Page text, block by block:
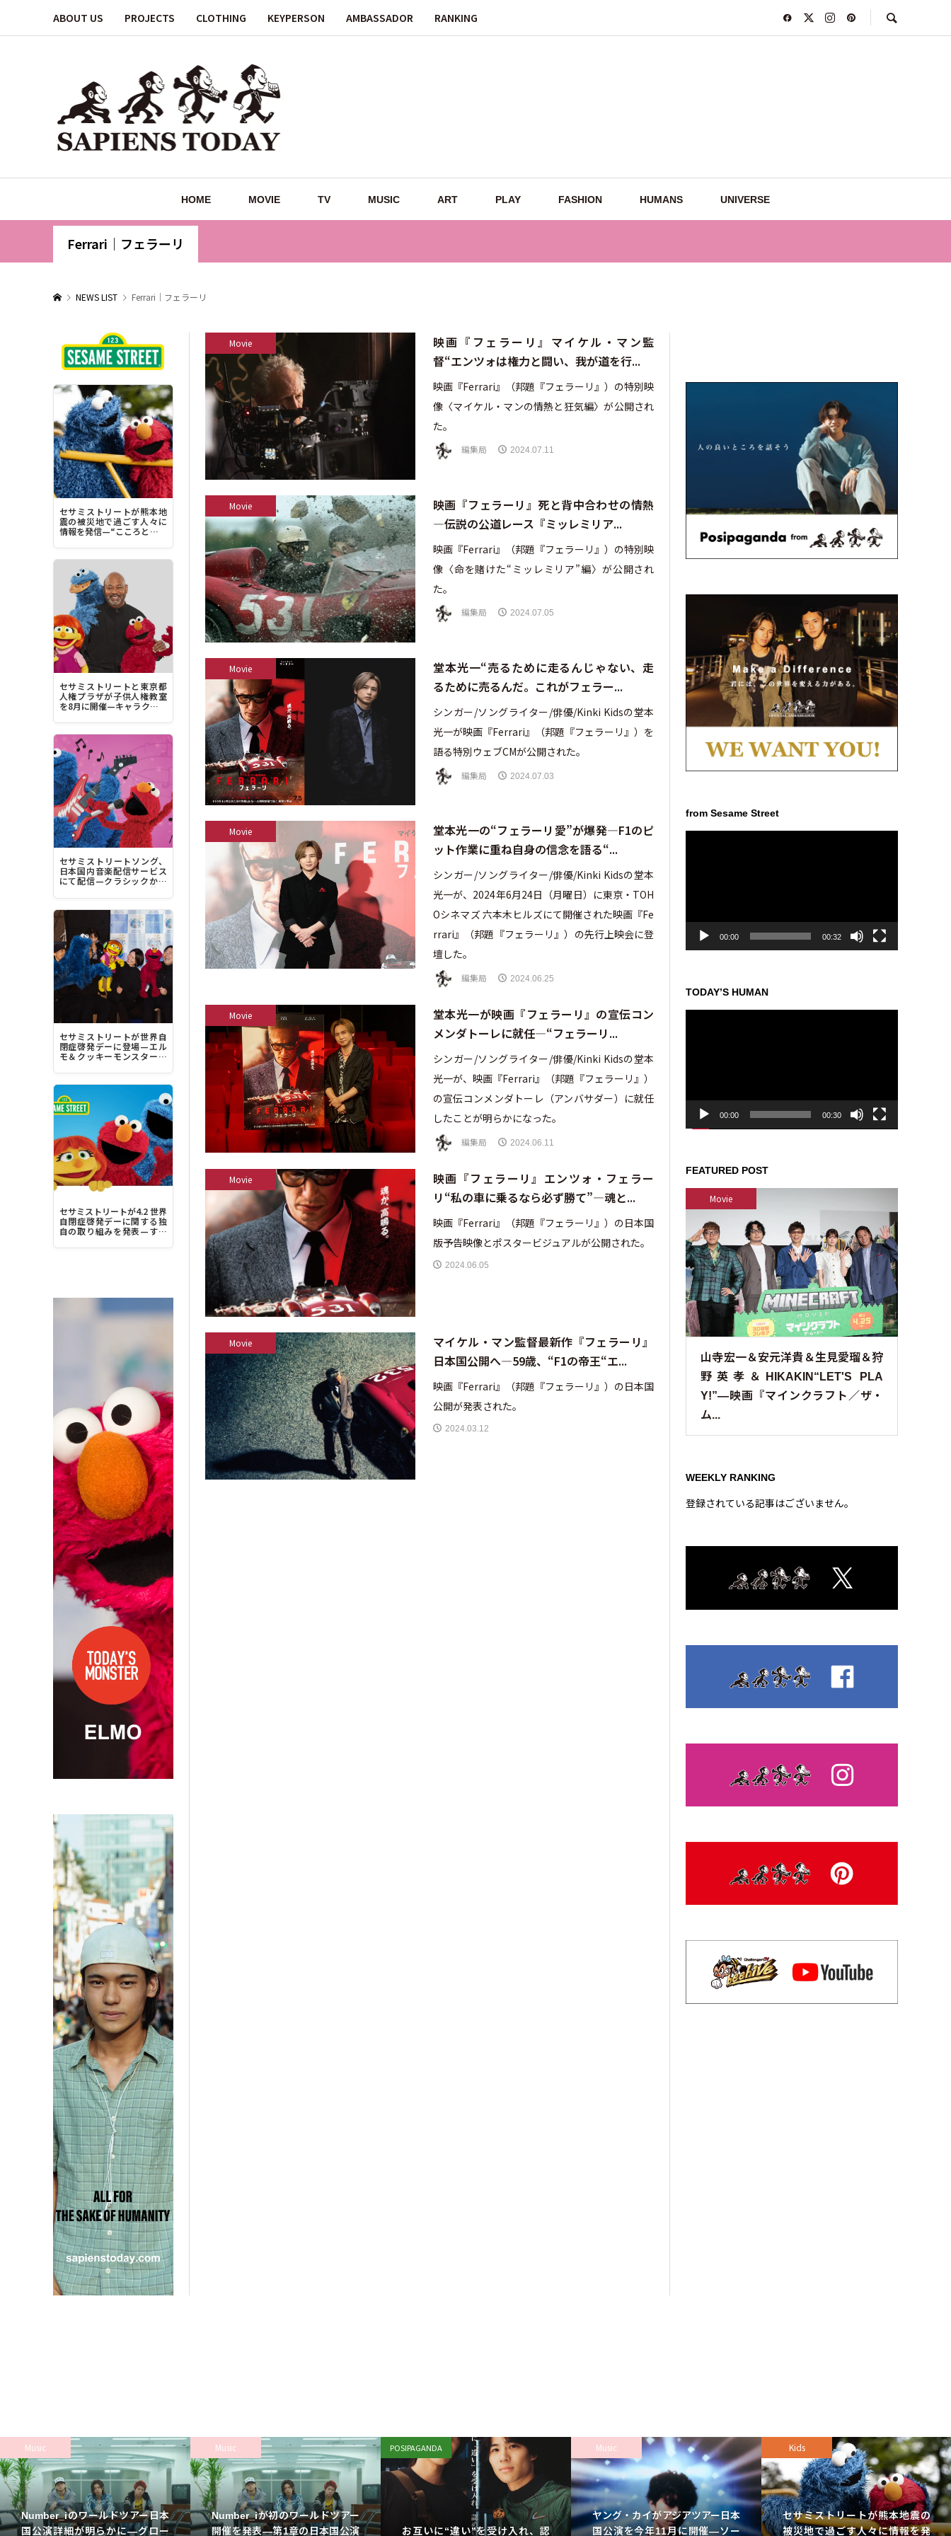
ABOUT US PROJECTS CLOTHING KEYPERSON AMBASSADOR RANKING
HOME MOVIE TV MUSIC ART PLAY FASHION HUMANS UNIVERSE
Ferrari｜フェラーリ
NEWS LIST Ferrari｜フェラーリ
Movie
映画『フェラーリ』マイケル・マン監
督“エンツォは権力と闘い、我が道を行...
映画『Ferrari』（邦題『フェラーリ』）の特別映
像〈マイケル・マンの情熱と狂気編〉が公開され
た。
編集局 2024.07.11
Movie
映画『フェラーリ』死と背中合わせの情熱
—伝説の公道レース『ミッレミリア...
映画『Ferrari』（邦題『フェラーリ』）の特別映
像〈命を賭けた“ミッレミリア”編〉が公開され
た。
編集局 2024.07.05
Movie
堂本光一“売るために走るんじゃない、走
るために売るんだ。これがフェラー...
シンガー/ソングライター/俳優/Kinki Kidsの堂本
光一が映画『Ferrari』（邦題『フェラーリ』）を
語る特別ウェブCMが公開された。
編集局 2024.07.03
Movie
堂本光一の“フェラーリ愛”が爆発—F1のピ
ット作業に重ね自身の信念を語る“...
シンガー/ソングライター/俳優/Kinki Kidsの堂本
光一が、2024年6月24日（月曜日）に東京・TOH
Oシネマズ 六本木ヒルズにて開催された映画『Fe
rrari』（邦題『フェラーリ』）の先行上映会に登
壇した。
編集局 2024.06.25
Movie
堂本光一が映画『フェラーリ』の宣伝コン
メンダトーレに就任—“フェラーリ...
シンガー/ソングライター/俳優/Kinki Kidsの堂本
光一が、映画『Ferrari』（邦題『フェラーリ』）
の宣伝コンメンダトーレ（アンバサダー）に就任
したことが明らかになった。
編集局 2024.06.11
Movie
映画『フェラーリ』エンツォ・フェラー
リ“私の車に乗るなら必ず勝て”—魂と...
映画『Ferrari』（邦題『フェラーリ』）の日本国
版予告映像とポスタービジュアルが公開された。
2024.06.05
Movie
マイケル・マン監督最新作『フェラーリ』
日本国公開へ—59歳、“F1の帝王“エ...
映画『Ferrari』（邦題『フェラーリ』）の日本国
公開が発表された。
2024.03.12
from Sesame Street
00:00 00:32
TODAY’S HUMAN
00:00 00:30
FEATURED POST
Movie
山寺宏一＆安元洋貴＆生見愛瑠＆狩
野英孝＆HIKAKIN“LET'S PLA
Y!”—映画『マインクラフト／ザ・
ム...
WEEKLY RANKING
登録されている記事はございません。
セサミストリートが熊本地
震の被災地で過ごす人々に
情報を発信—“こころとから
中してみてください”
セサミストリートと東京都
人権プラザが子供人権教室
を8月に開催—キャラクター
リー・ミッチェル来日へ
セサミストリートソング、
日本国内音楽配信サービス
にて配信—クラシックから
豪華アーティストとの共演
曲、最新曲まで1200曲超
セサミストリートが世界自
閉症啓発デーに登場—エル
モ＆クッキーモンスター＆
みんな素晴らしい！”
セサミストリートが4.2 世界
自閉症啓発デーに関する独
自の取り組みを発表—すべ
のある社会を築く力に
Music
Number_iのワールドツアー日本
国公演詳細が明らかに—グロー
Music
Number_iが初のワールドツアー
開催を発表—第1章の日本国公演
POSIPAGANDA
お互いに“違い”を受け入れ、認
Music
ヤング・カイがアジアツアー日本
国公演を今年11月に開催—ソー
Kids
セサミストリートが熊本地震の
被災地で過ごす人々に情報を発